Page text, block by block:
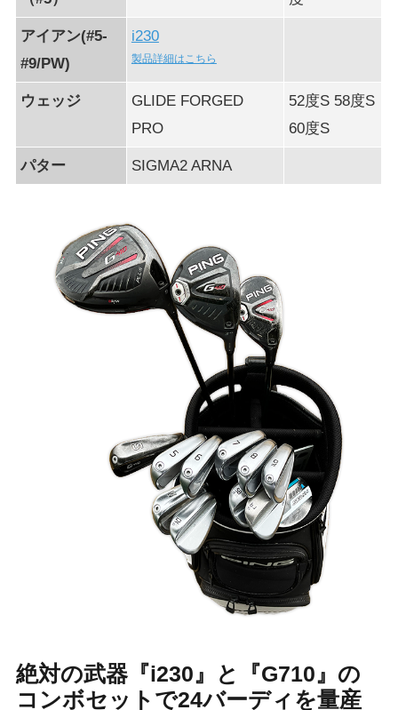
アイアン(#5-
#9/PW)
i230
製品詳細はこちら
ウェッジ
GLIDE FORGED
PRO
52度S 58度S
60度S
パター SIGMA2 ARNA
絶対の武器『i230』と『G710』の
コンボセットで24バーディを量産